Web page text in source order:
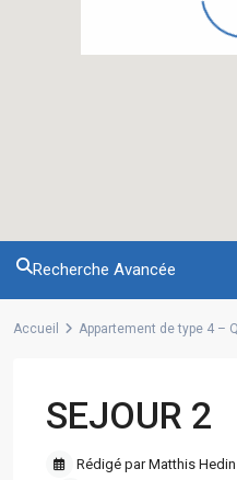
Recherche Avancée
Accueil Appartement de type 4 –
SEJOUR 2
Rédigé par Matthis